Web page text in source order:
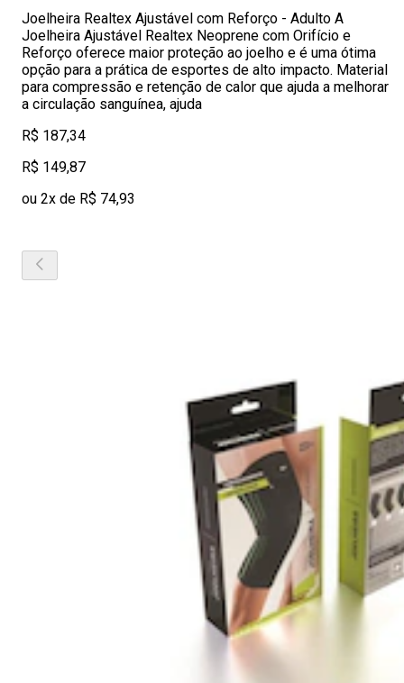
Joelheira Realtex Ajustável com Reforço - Adulto A
Joelheira Ajustável Realtex Neoprene com Orifício e
Reforço oferece maior proteção ao joelho e é uma ótima
opção para a prática de esportes de alto impacto. Material
para compressão e retenção de calor que ajuda a melhorar
a circulação sanguínea, ajuda
R$ 187,34
R$ 149,87
ou 2x de R$ 74,93